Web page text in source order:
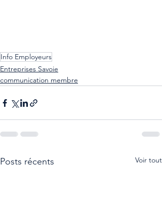
Info Employeurs
Entreprises Savoie
communication membre
Posts récents Voir tout